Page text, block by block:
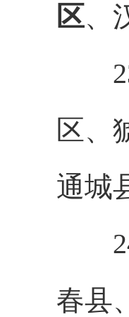
区、
23.
区、
通城
24.
春县